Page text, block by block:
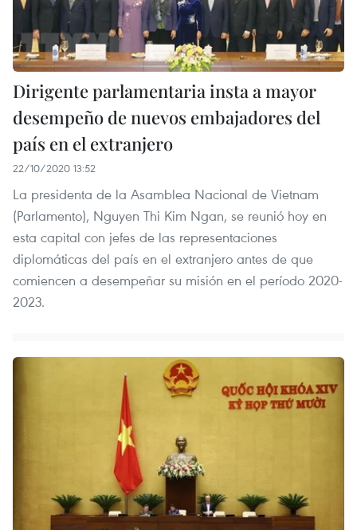
Dirigente parlamentaria insta a mayor
desempeño de nuevos embajadores del
país en el extranjero
22/10/2020 13:52
La presidenta de la Asamblea Nacional de Vietnam
(Parlamento), Nguyen Thi Kim Ngan, se reunió hoy en
esta capital con jefes de las representaciones
diplomáticas del país en el extranjero antes de que
comiencen a desempeñar su misión en el período 2020-
2023.